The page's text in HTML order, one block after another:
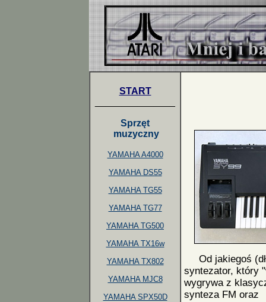
START
Sprzęt
muzyczny
YAMAHA A4000
YAMAHA DS55
YAMAHA TG55
YAMAHA TG77
YAMAHA TG500
YAMAHA TX16w
YAMAHA TX802
YAMAHA MJC8
YAMAHA SPX50D
Od jakiegoś
syntezator, który
wygrywa z
synteza FM oraz